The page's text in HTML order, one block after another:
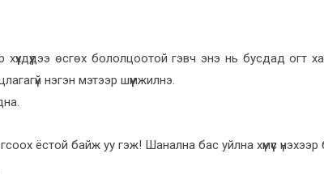
хүүхдүүдээ өсгөх бололцоотой гэвч энэ нь бусдад огт
нэгэн мэтээр шүүмжилнэ.
ёстой байж уу гэж! Шанална бас уйлна хүмүүс үнэхээр